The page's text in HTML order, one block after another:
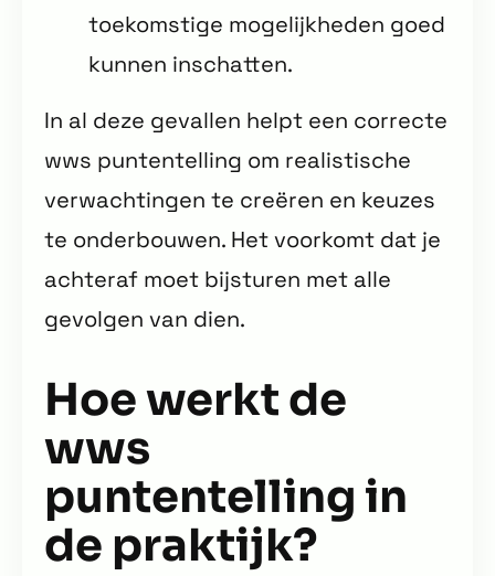
toekomstige mogelijkheden goed
kunnen inschatten.
In al deze gevallen helpt een correcte
wws puntentelling om realistische
verwachtingen te creëren en keuzes
te onderbouwen. Het voorkomt dat je
achteraf moet bijsturen met alle
gevolgen van dien.
Hoe werkt de
wws
puntentelling in
de praktijk?